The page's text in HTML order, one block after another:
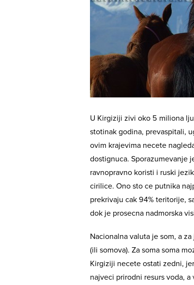
U Kirgiziji zivi oko 5 miliona
stotinak godina, prevaspitali,
ovim krajevima necete
dostignuca. Sporazumevanje
ravnopravno koristi i ruski
cirilice. Ono sto ce putnika
prekrivaju cak 94% teritorije,
dok je prosecna nadmorska
Nacionalna valuta je som, a
(ili somova). Za soma soma
Kirgiziji necete ostati zedni,
najveci prirodni resurs voda, a